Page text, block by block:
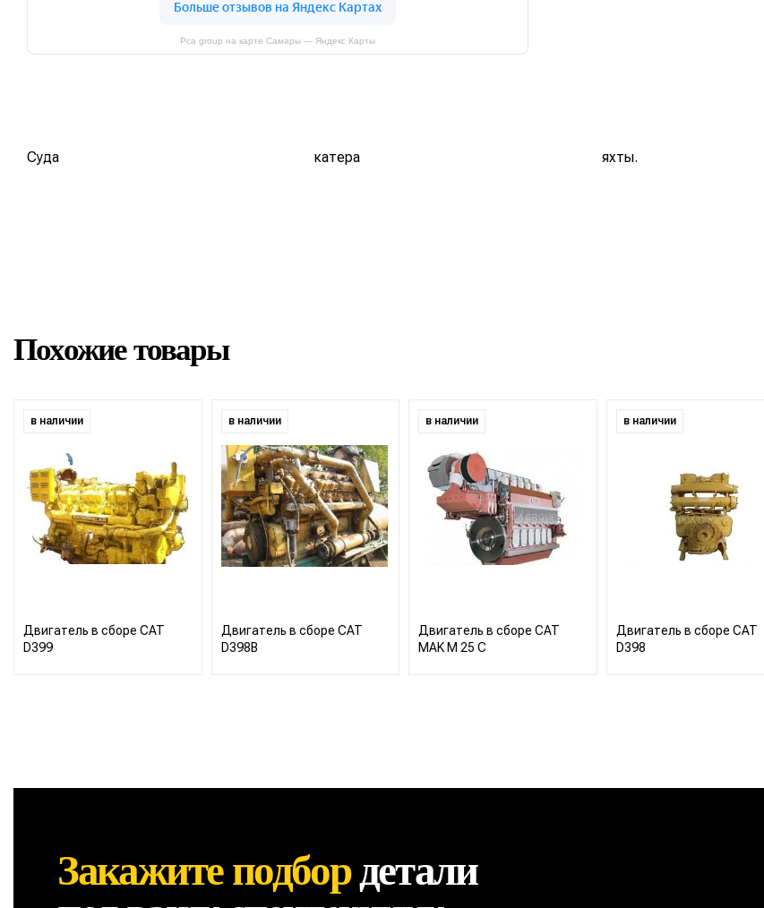
Pca group на карте Самары — Яндекс Карты
Суда катера яхты.
Похожие товары
в наличии
Двигатель в сборе CAT
D399
в наличии
Двигатель в сборе CAT
D398B
в наличии
Двигатель в сборе CAT
MAK M 25 C
в наличии
Двигатель в сборе CAT
D398
Закажите подбордетали